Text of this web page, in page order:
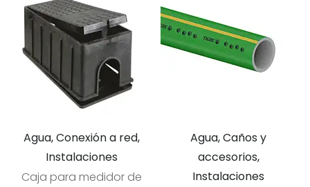
Agua, Conexión a red,
Instalaciones
Caja para medidor de
Agua, Caños y
accesorios,
Instalaciones